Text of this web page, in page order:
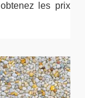
les prix